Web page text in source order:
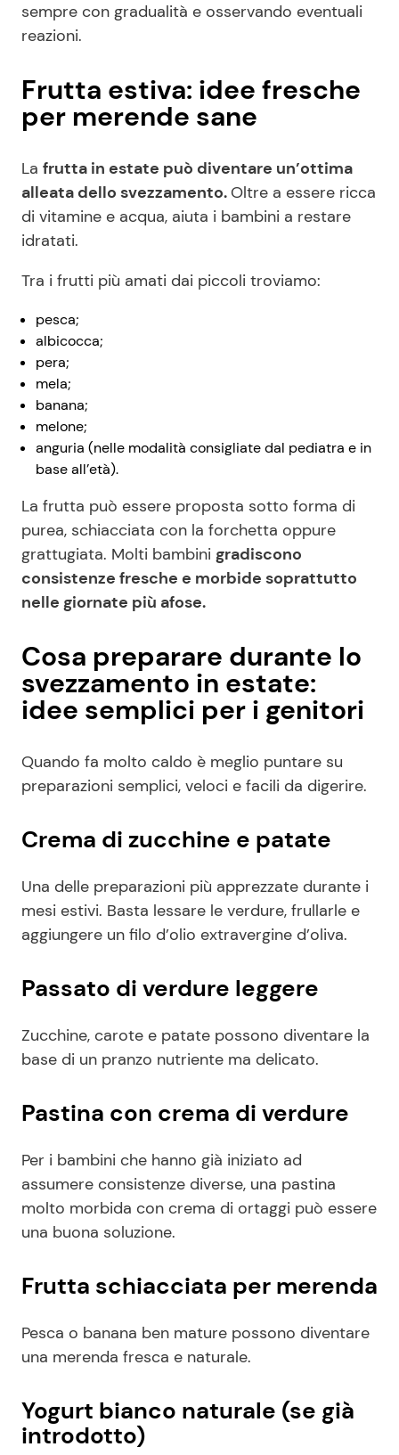
sempre con gradualità e osservando eventuali
reazioni.
Frutta estiva: idee fresche
per merende sane
La frutta in estate può diventare un’ottima
alleata dello svezzamento. Oltre a essere ricca
di vitamine e acqua, aiuta i bambini a restare
idratati.
Tra i frutti più amati dai piccoli troviamo:
pesca;
albicocca;
pera;
mela;
banana;
melone;
anguria (nelle modalità consigliate dal pediatra e in
base all’età).
La frutta può essere proposta sotto forma di
purea, schiacciata con la forchetta oppure
grattugiata. Molti bambini gradiscono
consistenze fresche e morbide soprattutto
nelle giornate più afose.
Cosa preparare durante lo
svezzamento in estate:
idee semplici per i genitori
Quando fa molto caldo è meglio puntare su
preparazioni semplici, veloci e facili da digerire.
Crema di zucchine e patate
Una delle preparazioni più apprezzate durante i
mesi estivi. Basta lessare le verdure, frullarle e
aggiungere un filo d’olio extravergine d’oliva.
Passato di verdure leggere
Zucchine, carote e patate possono diventare la
base di un pranzo nutriente ma delicato.
Pastina con crema di verdure
Per i bambini che hanno già iniziato ad
assumere consistenze diverse, una pastina
molto morbida con crema di ortaggi può essere
una buona soluzione.
Frutta schiacciata per merenda
Pesca o banana ben mature possono diventare
una merenda fresca e naturale.
Yogurt bianco naturale (se già
introdotto)